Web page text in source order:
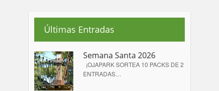
Últimas Entradas
Semana Santa 2026
¡OJAPARK SORTEA 10 PACKS DE 2
ENTRADAS…